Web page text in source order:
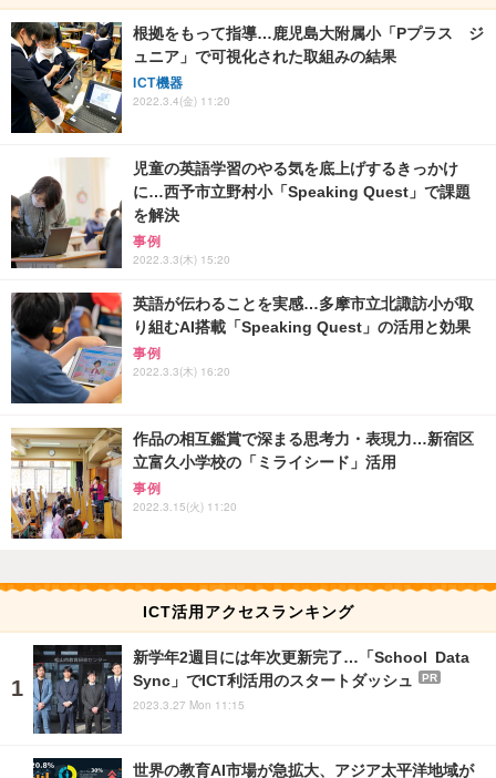
根拠をもって指導…鹿児島大附属小「Pプラス ジ
ュニア」で可視化された取組みの結果
ICT機器
2022.3.4(金) 11:20
児童の英語学習のやる気を底上げするきっかけ
に…西予市立野村小「Speaking Quest」で課題
を解決
事例
2022.3.3(木) 15:20
英語が伝わることを実感…多摩市立北諏訪小が取
り組むAI搭載「Speaking Quest」の活用と効果
事例
2022.3.3(木) 16:20
作品の相互鑑賞で深まる思考力・表現力…新宿区
立富久小学校の「ミライシード」活用
事例
2022.3.15(火) 11:20
ICT活用アクセスランキング
新学年2週目には年次更新完了…「School Data
Sync」でICT利活用のスタートダッシュ
PR
2023.3.27 Mon 11:15
世界の教育AI市場が急拡大、アジア太平洋地域が